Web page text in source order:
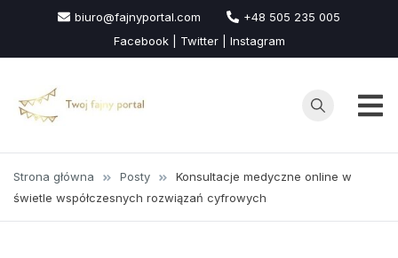
treści
biuro@fajnyportal.com
+48 505 235 005
Facebook | Twitter | Instagram
Strona główna Posty
Konsultacje medyczne online w
świetle współczesnych rozwiązań cyfrowych